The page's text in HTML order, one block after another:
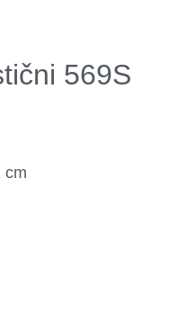
569S
cm